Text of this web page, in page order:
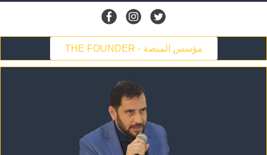
THE FOUNDER - مؤسس المنصة